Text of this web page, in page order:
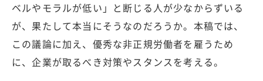
ベルやモラルが低い」と断じる人が少なからずいる
が、果たして本当にそうなのだろうか。本稿では、
この議論に加え、優秀な非正規労働者を雇うため
に、企業が取るべき対策やスタンスを考える。